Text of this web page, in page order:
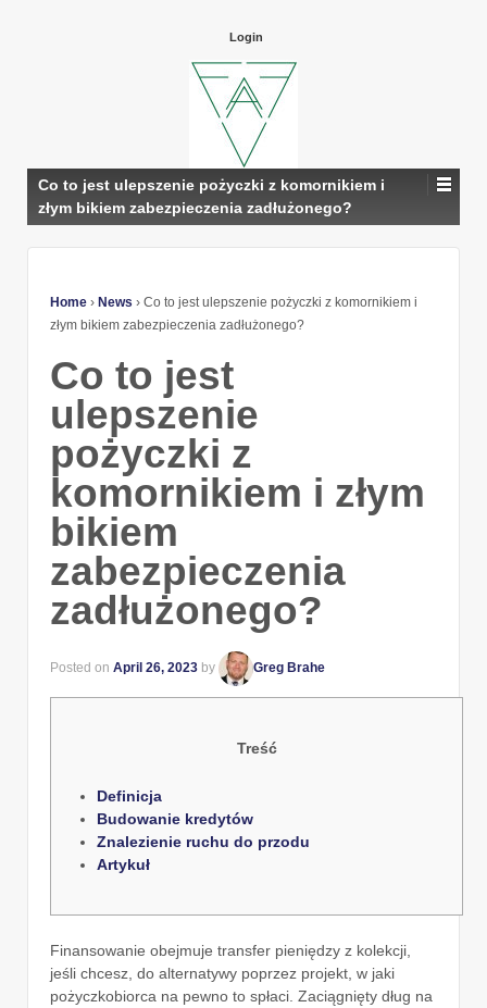
Login
Co to jest ulepszenie pożyczki z komornikiem i
złym bikiem zabezpieczenia zadłużonego?
Home › News › Co to jest ulepszenie pożyczki z komornikiem i
złym bikiem zabezpieczenia zadłużonego?
Co to jest
ulepszenie
pożyczki z
komornikiem i złym
bikiem
zabezpieczenia
zadłużonego?
Posted on April 26, 2023 by Greg Brahe
Treść
Definicja
Budowanie kredytów
Znalezienie ruchu do przodu
Artykuł
Finansowanie obejmuje transfer pieniędzy z kolekcji,
jeśli chcesz, do alternatywy poprzez projekt, w jaki
pożyczkobiorca na pewno to spłaci. Zaciągnięty dług na